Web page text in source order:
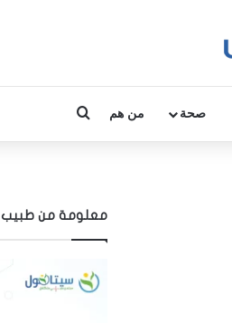
صحة من هم
معلومة من طبيب